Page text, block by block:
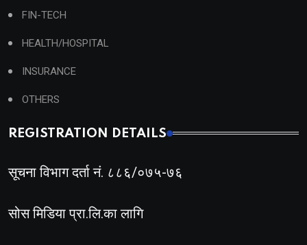
FIN-TECH
HEALTH/HOSPITAL
INSURANCE
OTHERS
REGISTRATION DETAILS
सूचना विभाग दर्ता नं. ८८६/०७५-७६
सोस मिडिया प्रा.लि.का लागि